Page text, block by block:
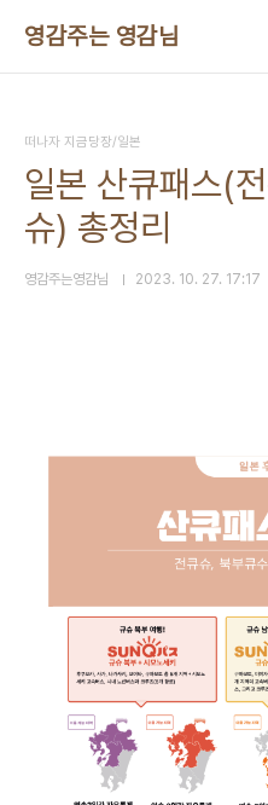
영감주는 영감님
떠나자 지금당장/일본
일본 산큐패스(
슈) 총정리
영감주는영감님 2023. 10. 27. 17:17